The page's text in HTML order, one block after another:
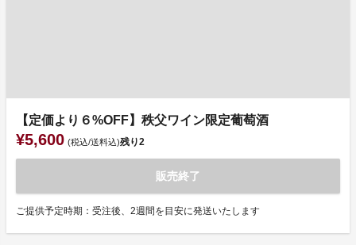
【定価より６%OFF】秩父ワイン限定葡萄酒
¥5,600 (税込/送料込)残り2
販売終了
ご提供予定時期：受注後、2週間を目安に発送いたします